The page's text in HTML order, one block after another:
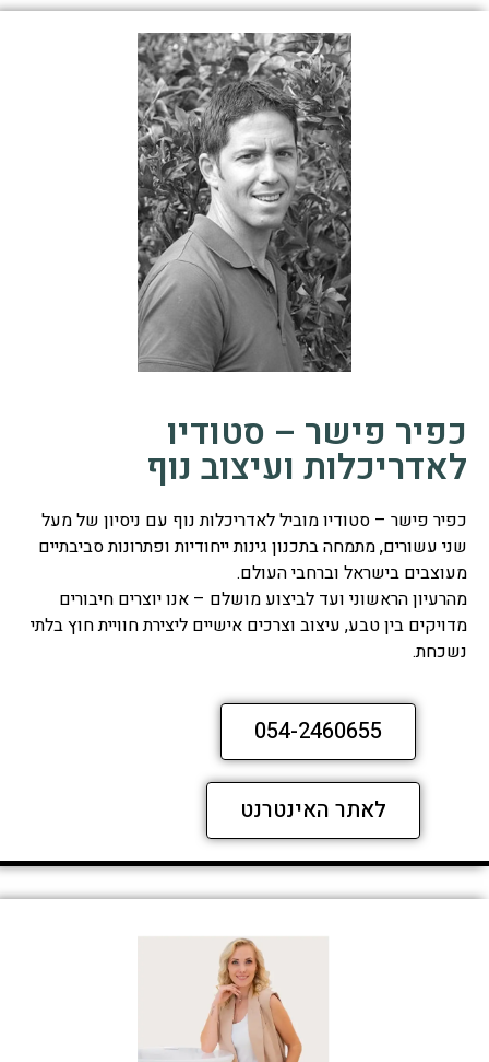
כפיר פישר – סטודיו
לאדריכלות ועיצוב נוף
כפיר פישר – סטודיו מוביל לאדריכלות נוף עם ניסיון של מעל
שני עשורים, מתמחה בתכנון גינות ייחודיות ופתרונות סביבתיים
מעוצבים בישראל וברחבי העולם.
מהרעיון הראשוני ועד לביצוע מושלם – אנו יוצרים חיבורים
מדויקים בין טבע, עיצוב וצרכים אישיים ליצירת חוויית חוץ בלתי
נשכחת.
054-2460655
לאתר האינטרנט